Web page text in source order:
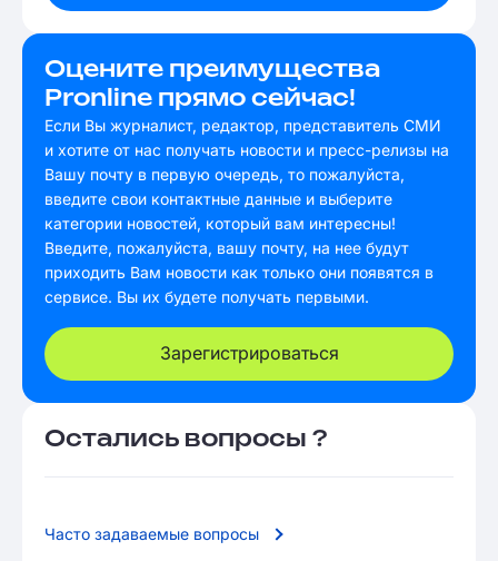
Оцените преимущества
Pronline прямо сейчас!
Если Вы журналист, редактор, представитель СМИ
и хотите от нас получать новости и пресс-релизы на
Вашу почту в первую очередь, то пожалуйста,
введите свои контактные данные и выберите
категории новостей, который вам интересны!
Введите, пожалуйста, вашу почту, на нее будут
приходить Вам новости как только они появятся в
сервисе. Вы их будете получать первыми.
Зарегистрироваться
Остались вопросы ?
Часто задаваемые вопросы